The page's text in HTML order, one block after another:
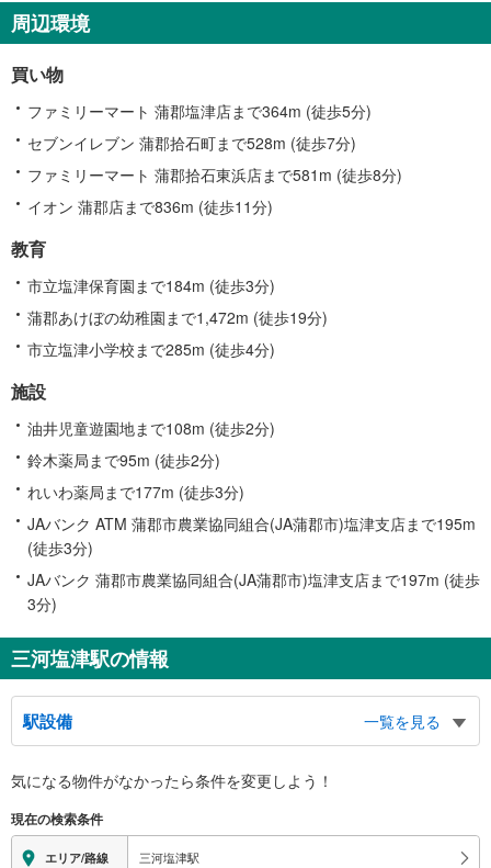
す
る
報
周辺環境
買い物
ファミリーマート 蒲郡塩津店まで364m (徒歩5分)
セブンイレブン 蒲郡拾石町まで528m (徒歩7分)
ファミリーマート 蒲郡拾石東浜店まで581m (徒歩8分)
イオン 蒲郡店まで836m (徒歩11分)
教育
市立塩津保育園まで184m (徒歩3分)
蒲郡あけぼの幼稚園まで1,472m (徒歩19分)
市立塩津小学校まで285m (徒歩4分)
施設
油井児童遊園地まで108m (徒歩2分)
鈴木薬局まで95m (徒歩2分)
れいわ薬局まで177m (徒歩3分)
JAバンク ATM 蒲郡市農業協同組合(JA蒲郡市)塩津支店まで195m
(徒歩3分)
JAバンク 蒲郡市農業協同組合(JA蒲郡市)塩津支店まで197m (徒歩
3分)
三河塩津駅の情報
駅設備
一覧を見る
※段差なしでの移動経路
地上⇔改札⇔ホーム：×
気になる物件がなかったら条件を変更しよう！
現在の検索条件
エリア/路線 三河塩津駅